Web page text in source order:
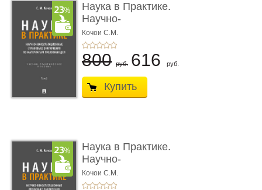
Наука в Практике.
Научно-
консультационные (пра
...
Кочои С.М.
800 руб. 616 руб.
Купить
Наука в Практике.
Научно-
консультационные (пра
...
Кочои С.М.